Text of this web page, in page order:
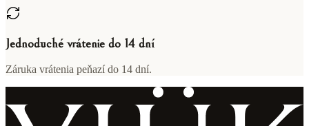
Jednoduché vrátenie do 14 dní
Záruka vrátenia peňazí do 14 dní.